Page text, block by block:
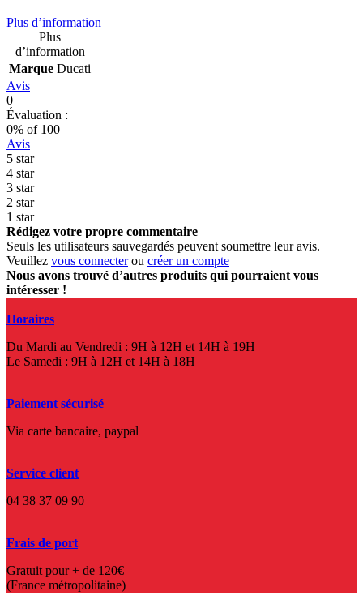
Plus d’information
Plus
d’information
Marque Ducati
Avis
0
Évaluation :
0% of 100
Avis
5 star
4 star
3 star
2 star
1 star
Rédigez votre propre commentaire
Seuls les utilisateurs sauvegardés peuvent soumettre leur avis.
Veuillez vous connecterou créer un compte
Nous avons trouvé d’autres produits qui pourraient vous
intéresser !
Horaires
Du Mardi au Vendredi : 9H à 12H et 14H à 19H
Le Samedi : 9H à 12H et 14H à 18H
Paiement sécurisé
Via carte bancaire, paypal
Service client
04 38 37 09 90
Frais de port
Gratuit pour + de 120€
(France métropolitaine)